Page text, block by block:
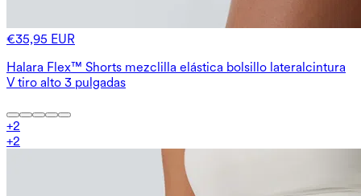
€35,95 EUR
Halara Flex™ Shorts mezclilla elástica bolsillo lateralcintura
V tiro alto 3 pulgadas
+2
+2